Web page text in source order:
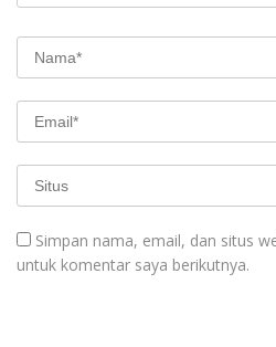
Simpan nama, email, dan situs
untuk komentar saya berikutnya.